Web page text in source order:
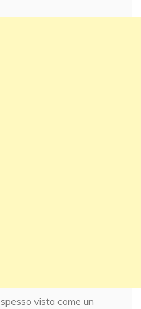
vista come un